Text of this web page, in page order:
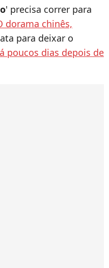
' precisa correr para
dorama chinês,
para deixar o
poucos dias depois de